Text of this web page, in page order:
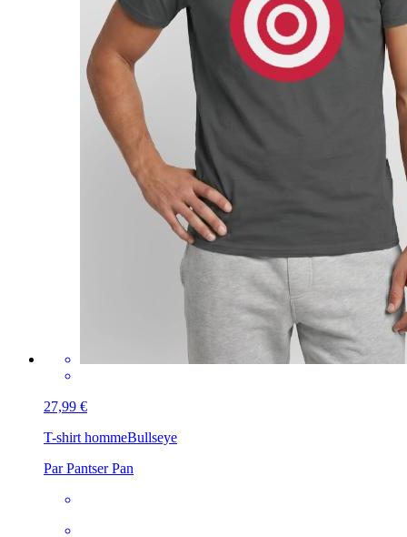
27,99 €
T-shirt hommeBullseye
Par Pantser Pan